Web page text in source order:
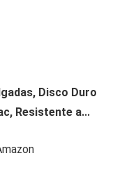
Disco Duro
Resistente a...